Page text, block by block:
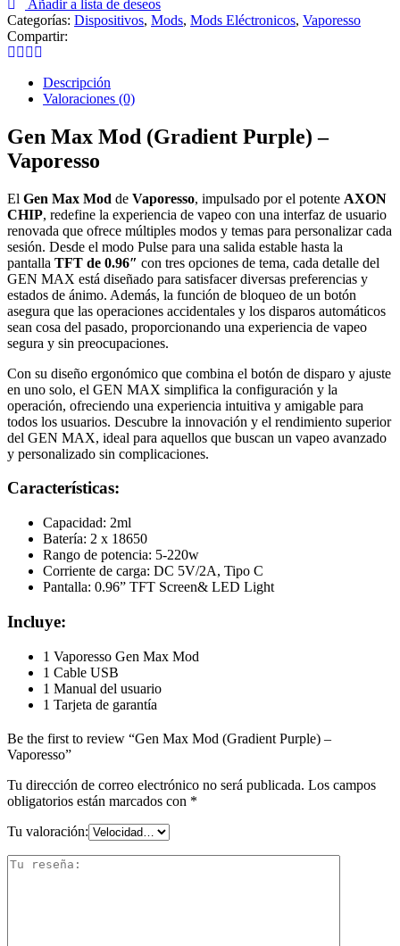
Añadir a lista de deseos
Categorías: Dispositivos, Mods, Mods Eléctronicos, Vaporesso
Compartir:
Descripción
Valoraciones (0)
Gen Max Mod (Gradient Purple) –
Vaporesso
El Gen Max Mod de Vaporesso, impulsado por el potente AXON
CHIP, redefine la experiencia de vapeo con una interfaz de usuario
renovada que ofrece múltiples modos y temas para personalizar cada
sesión. Desde el modo Pulse para una salida estable hasta la
pantalla TFT de 0.96″ con tres opciones de tema, cada detalle del
GEN MAX está diseñado para satisfacer diversas preferencias y
estados de ánimo. Además, la función de bloqueo de un botón
asegura que las operaciones accidentales y los disparos automáticos
sean cosa del pasado, proporcionando una experiencia de vapeo
segura y sin preocupaciones.
Con su diseño ergonómico que combina el botón de disparo y ajuste
en uno solo, el GEN MAX simplifica la configuración y la
operación, ofreciendo una experiencia intuitiva y amigable para
todos los usuarios. Descubre la innovación y el rendimiento superior
del GEN MAX, ideal para aquellos que buscan un vapeo avanzado
y personalizado sin complicaciones.
Características:
Capacidad: 2ml
Batería: 2 x 18650
Rango de potencia: 5-220w
Corriente de carga: DC 5V/2A, Tipo C
Pantalla: 0.96” TFT Screen& LED Light
Incluye:
1 Vaporesso Gen Max Mod
1 Cable USB
1 Manual del usuario
1 Tarjeta de garantía
Be the first to review “Gen Max Mod (Gradient Purple) –
Vaporesso”
Tu dirección de correo electrónico no será publicada. Los campos
obligatorios están marcados con *
Tu valoración: